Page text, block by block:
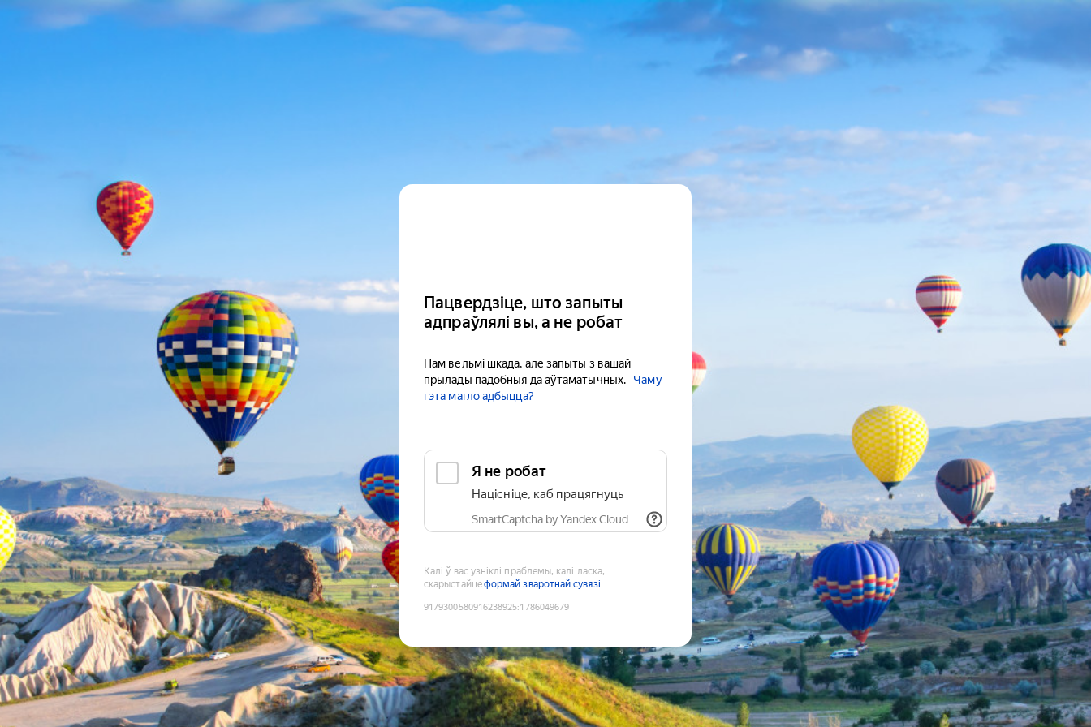
Пацвердзіце, што запыты
адпраўлялі вы, а не робат
Нам вельмі шкада, але запыты з вашай
прылады падобныя да аўтаматычных.
Чаму
гэта магло адбыцца?
Я не робат
Націсніце, каб працягнуць
SmartCaptcha by Yandex Cloud
Калі ў вас узніклі праблемы, калі ласка,
скарыстайцеформай зваротнай сувязі
9179300580916238925:1786049679